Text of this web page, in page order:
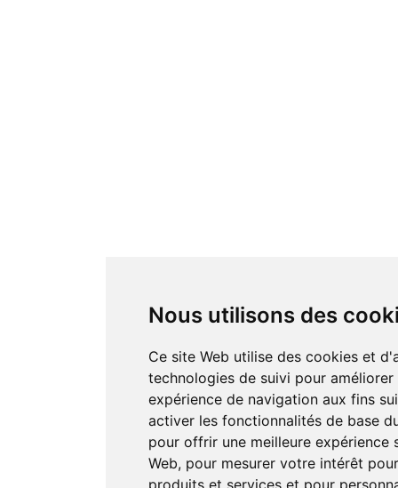
Nous utilisons des
Ce site Web utilise des cookies et
technologies de suivi pour
expérience de navigation aux fins
activer les fonctionnalités de base
pour offrir une meilleure expérience
Web, pour mesurer votre intérêt
produits et services et pour